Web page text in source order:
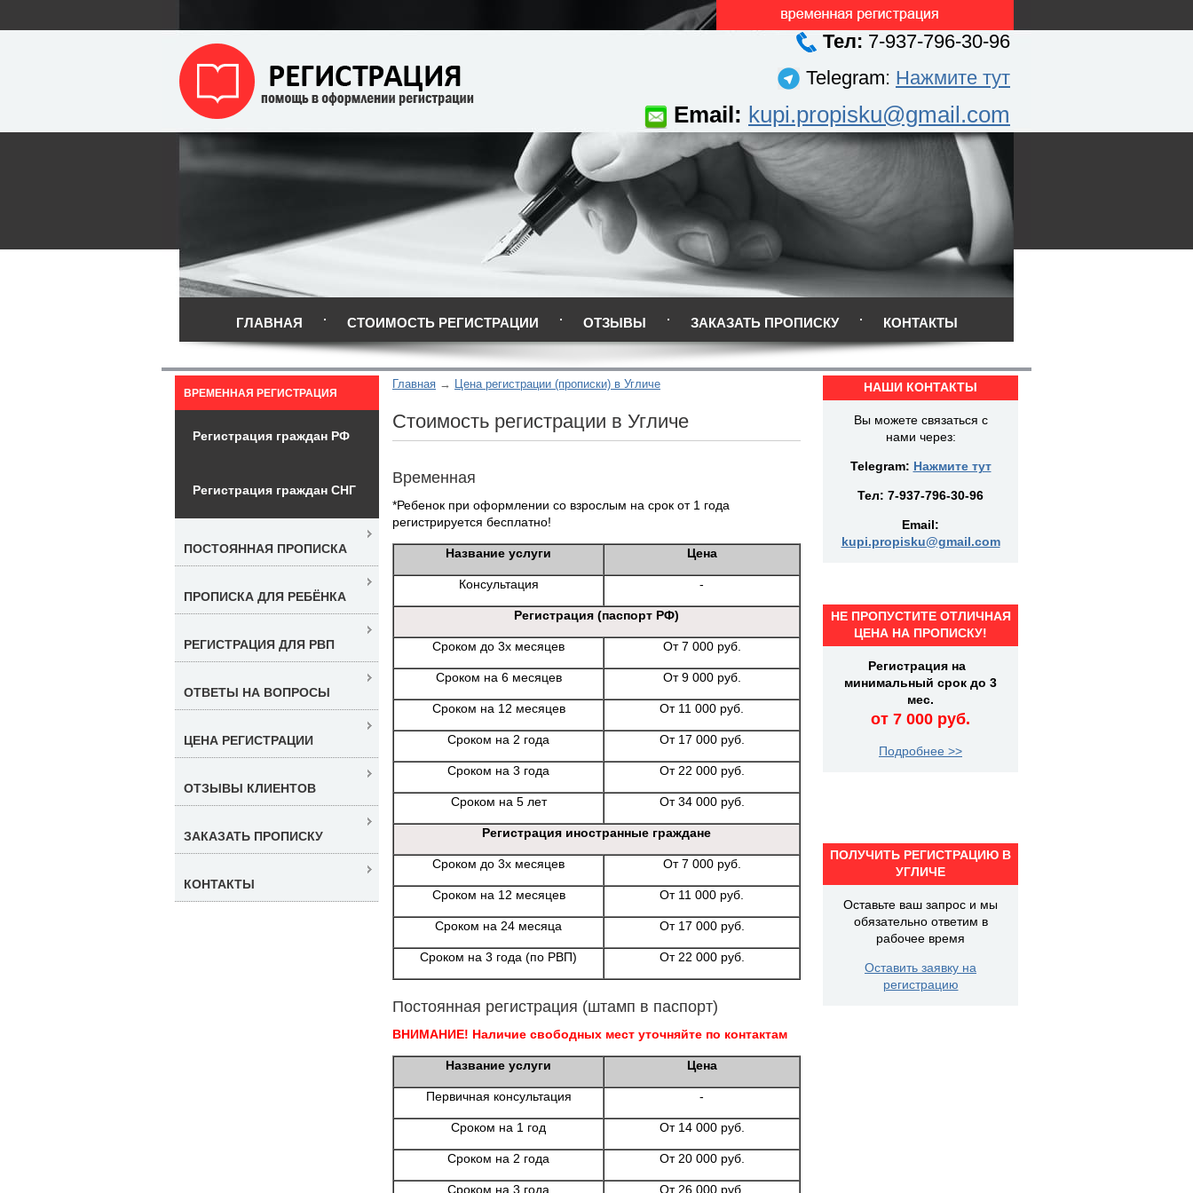
Тел: 7-937-796-30-96
Telegram: Нажмите тут
Email: kupi.propisku@gmail.com
ГЛАВНАЯ СТОИМОСТЬ РЕГИСТРАЦИИ ОТЗЫВЫ ЗАКАЗАТЬ ПРОПИСКУ КОНТАКТЫ
Главная Цена регистрации (прописки) в Угличе
Стоимость регистрации в Угличе
Временная
*Ребенок при оформлении со взрослым на срок от 1 года
регистрируется бесплатно!
Название услуги Цена
Консультация -
Регистрация (паспорт РФ)
Сроком до 3х месяцев От 7 000 руб.
Сроком на 6 месяцев От 9 000 руб.
Сроком на 12 месяцев От 11 000 руб.
Сроком на 2 года От 17 000 руб.
Сроком на 3 года От 22 000 руб.
Сроком на 5 лет От 34 000 руб.
Регистрация иностранные граждане
Сроком до 3х месяцев От 7 000 руб.
Сроком на 12 месяцев От 11 000 руб.
Сроком на 24 месяца От 17 000 руб.
Сроком на 3 года (по РВП) От 22 000 руб.
Постоянная регистрация (штамп в паспорт)
ВНИМАНИЕ! Наличие свободных мест уточняйте по контактам
Название услуги Цена
Первичная консультация -
Сроком на 1 год От 14 000 руб.
Сроком на 2 года От 20 000 руб.
Сроком на 3 года От 26 000 руб.
ВРЕМЕННАЯ РЕГИСТРАЦИЯ
Регистрация граждан РФ
Регистрация граждан СНГ
ПОСТОЯННАЯ ПРОПИСКА
ПРОПИСКА ДЛЯ РЕБЁНКА
РЕГИСТРАЦИЯ ДЛЯ РВП
ОТВЕТЫ НА ВОПРОСЫ
ЦЕНА РЕГИСТРАЦИИ
ОТЗЫВЫ КЛИЕНТОВ
ЗАКАЗАТЬ ПРОПИСКУ
КОНТАКТЫ
НАШИ КОНТАКТЫ
Вы можете связаться с
нами через:
Telegram: Нажмите тут
Тел: 7-937-796-30-96
Email:
kupi.propisku@gmail.com
НЕ ПРОПУСТИТЕ ОТЛИЧНАЯ
ЦЕНА НА ПРОПИСКУ!
Регистрация на
минимальный срок до 3
мес.
от 7 000 руб.
Подробнее >>
ПОЛУЧИТЬ РЕГИСТРАЦИЮ В
УГЛИЧЕ
Оставьте ваш запрос и мы
обязательно ответим в
рабочее время
Оставить заявку на
регистрацию